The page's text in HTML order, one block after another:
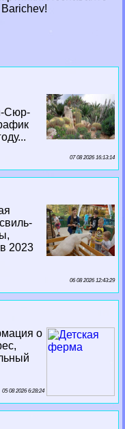
Сюр-
07 08 2026 16:13:14
2023
06 08 2026 12:43:29
о
05 08 2026 6:28:24